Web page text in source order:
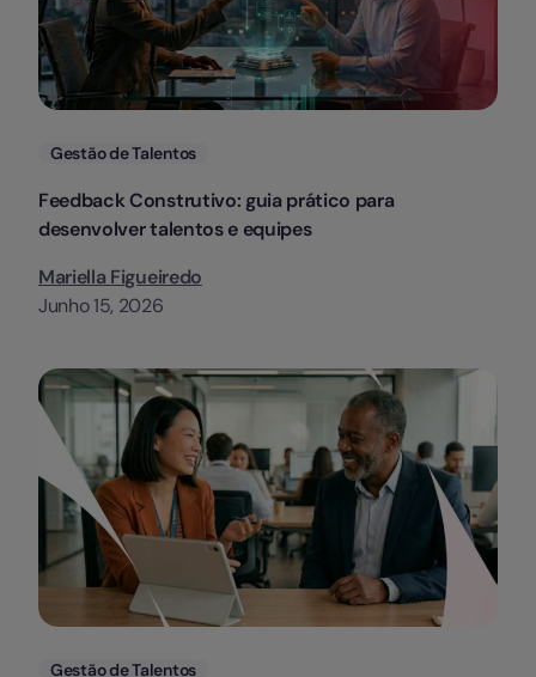
Categorias
Gestão de Talentos
Feedback Construtivo: guia prático para
desenvolver talentos e equipes
Mariella Figueiredo
Junho 15, 2026
Categorias
Gestão de Talentos